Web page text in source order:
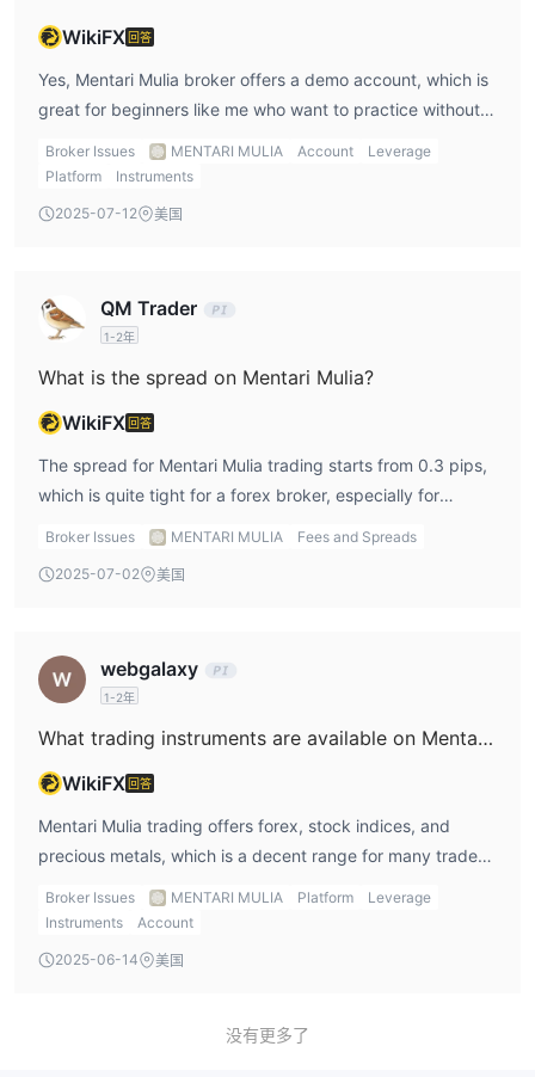
WikiFX 回答
Yes, Mentari Mulia broker offers a demo account, which is
great for beginners like me who want to practice without
risking real money. I can use the demo account to get a
feel for the platform and test out new strategies before
Broker Issues MENTARI MULIA Account
Leverage
Platform
Instruments
2025-07-12 美国
QM Trader
1-2年
What is the spread on Mentari Mulia?
WikiFX 回答
The spread for Mentari Mulia trading starts from 0.3 pips,
which is quite tight for a forex broker, especially for
traders like me who trade frequently. Tight spreads help
beneficial when I’m looking to optimize my trading
Broker Issues MENTARI MULIA Fees and Spreads
2025-07-02 美国
webgalaxy
1-2年
What trading instruments are available on Mentari Mulia?
WikiFX 回答
Mentari Mulia trading offers forex, stock indices, and
precious metals, which is a decent range for many traders.
However, for me, the lack of commodities,
cryptocurrencies, and ETFs is a limitation, as I prefer to
trades.
Broker Issues MENTARI MULIA Platform
Leverage
Instruments
Account
2025-06-14 美国
没有更多了